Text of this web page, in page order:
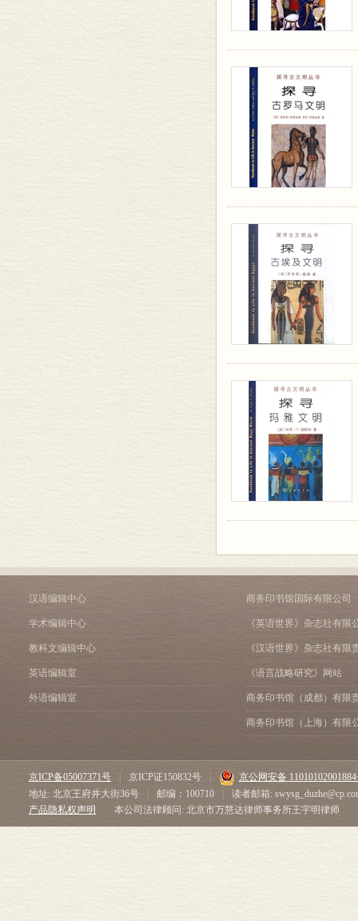
汉语编辑中心
学术编辑中心
教科文编辑中心
英语编辑室
外语编辑室
商务印书馆国际有限公司
《英语世界》杂志社有限
《汉语世界》杂志社有限
《语言战略研究》网站
商务印书馆（成都）有限
商务印书馆（上海）有限
京ICP备05007371号 京ICP证150832号
京公网安备
地址: 北京王府井大街36号
邮编：100710
读者邮箱:
产品隐私权声明
本公司法律顾问: 北京市万慧达律师事务所王宇明律师